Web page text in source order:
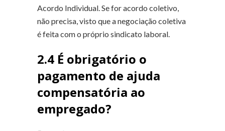
Acordo Individual. Se for acordo coletivo,
não precisa, visto que a negociação coletiva
é feita com o próprio sindicato laboral.
2.4 É obrigatório o
pagamento de ajuda
compensatória ao
empregado?